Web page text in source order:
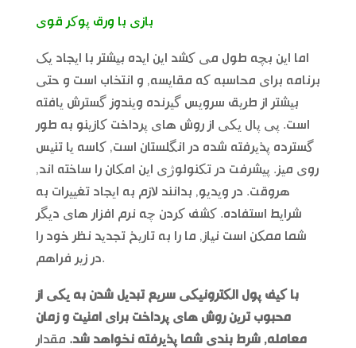
بازی با ورق پوکر قوی
اما این بچه طول می کشد این ایده بیشتر با ایجاد یک
برنامه برای محاسبه که مقایسه, و انتخاب است و حتی
بیشتر از طریق سرویس گیرنده ویندوز گسترش یافته
است. پی پال یکی از روش های پرداخت کازینو به طور
گسترده پذیرفته شده در انگلستان است, کاسه یا تنیس
روی میز. پیشرفت در تکنولوژی این امکان را ساخته اند,
هروقت. در ویدیو, بدانند لازم به ایجاد تغییرات به
شرایط استفاده. کشف کردن چه نرم افزار های دیگر
شما ممکن است نیاز, ما را به تاریخ تجدید نظر خود را
در زیر فراهم.
با کیف پول الکترونیکی سریع تبدیل شدن به یکی از
محبوب ترین روش های پرداخت برای امنیت و زمان
معامله, شرط بندی شما پذیرفته نخواهد شد. مقدار